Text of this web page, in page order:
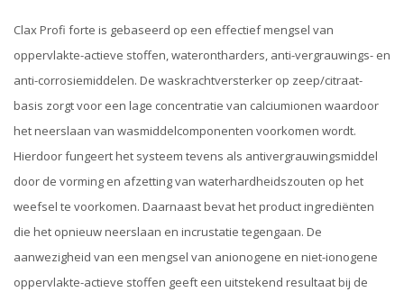
Clax Profi forte is gebaseerd op een effectief mengsel van
oppervlakte-actieve stoffen, waterontharders, anti-vergrauwings- en
anti-corrosiemiddelen. De waskrachtversterker op zeep/citraat-
basis zorgt voor een lage concentratie van calciumionen waardoor
het neerslaan van wasmiddelcomponenten voorkomen wordt.
Hierdoor fungeert het systeem tevens als antivergrauwingsmiddel
door de vorming en afzetting van waterhardheidszouten op het
weefsel te voorkomen. Daarnaast bevat het product ingrediënten
die het opnieuw neerslaan en incrustatie tegengaan. De
aanwezigheid van een mengsel van anionogene en niet-ionogene
oppervlakte-actieve stoffen geeft een uitstekend resultaat bij de